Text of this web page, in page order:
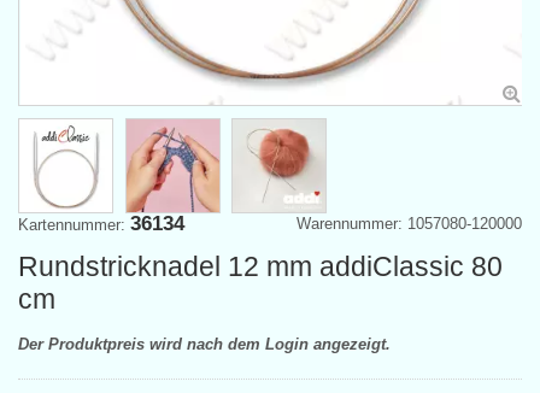
Warennummer: 1057080-120000
Kartennummer: 36134
Rundstricknadel 12 mm addiClassic 80
cm
Der Produktpreis wird nach dem Login angezeigt.